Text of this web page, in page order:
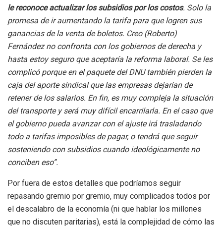
le reconoce actualizar los subsidios por los costos. Solo la
promesa de ir aumentando la tarifa para que logren sus
ganancias de la venta de boletos. Creo (Roberto)
Fernández no confronta con los gobiernos de derecha y
hasta estoy seguro que aceptaría la reforma laboral. Se les
complicó porque en el paquete del DNU también pierden la
caja del aporte sindical que las empresas dejarían de
retener de los salarios. En fin, es muy compleja la situación
del transporte y será muy difícil encarrilarla. En el caso que
el gobierno pueda avanzar con el ajuste irá trasladando
todo a tarifas imposibles de pagar, o tendrá que seguir
sosteniendo con subsidios cuando ideológicamente no
conciben eso”.
Por fuera de estos detalles que podríamos seguir
repasando gremio por gremio, muy complicados todos por
el descalabro de la economía (ni que hablar los millones
que no discuten paritarias), está la complejidad de cómo las